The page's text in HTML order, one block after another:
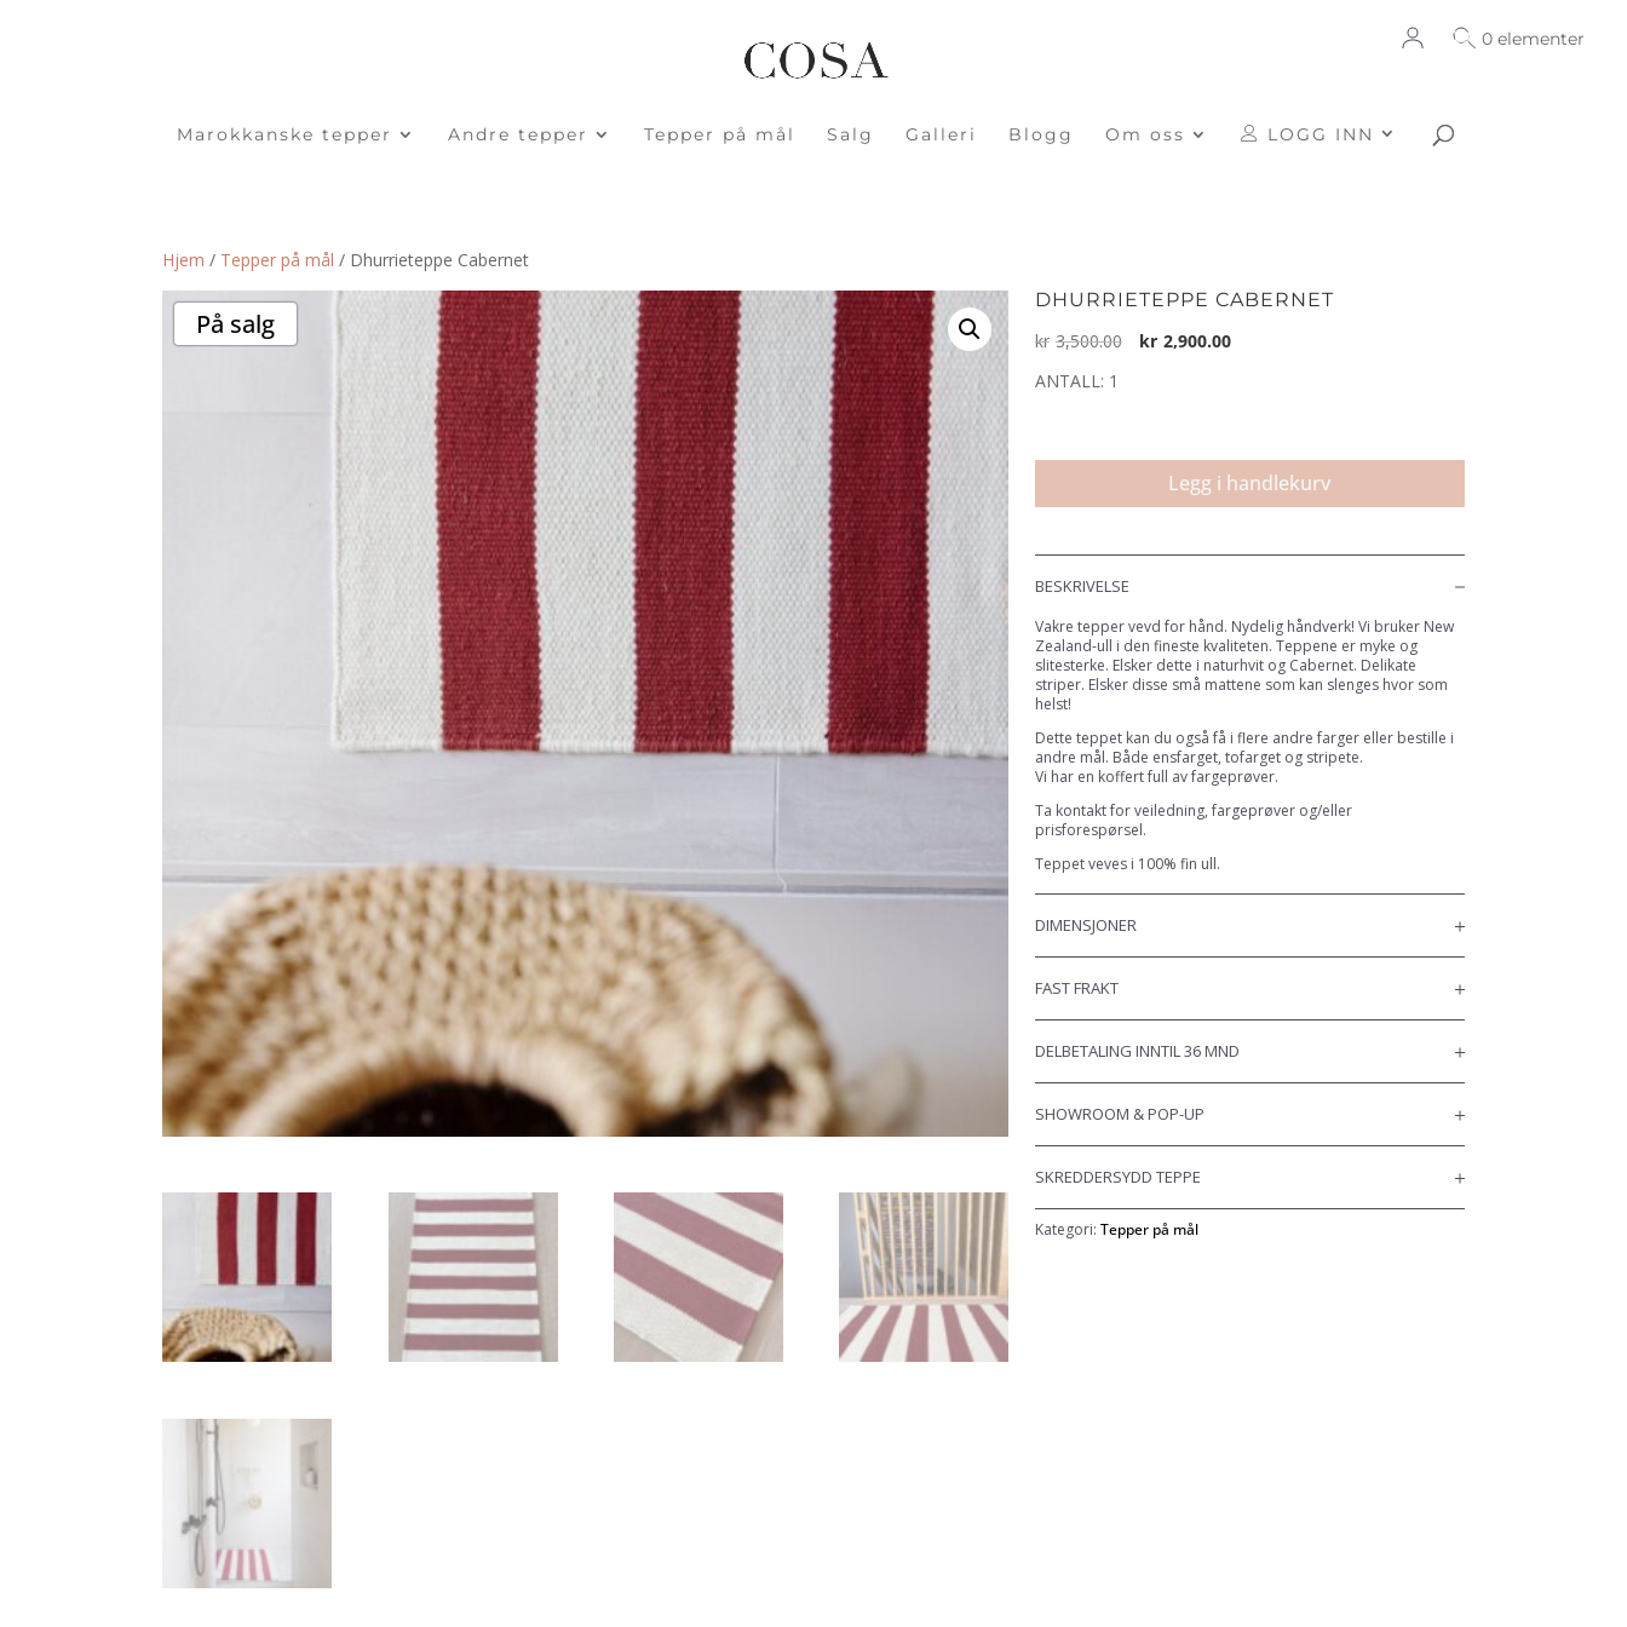
0 elementer
Marokkanske tepper Andre tepper Tepper på mål Salg Galleri Blogg Om oss LOGG INN
Hjem / Tepper på mål / Dhurrieteppe Cabernet
På salg
DHURRIETEPPE CABERNET
kr 3,500.00 Opprinnelig
kr 2,900.00Nåværende
ANTALL: 1
Cabernet
Legg i handlekurv
BESKRIVELSE
Vakre tepper vevd for hånd. Nydelig håndverk! Vi bruker New
Zealand-ull i den fineste kvaliteten. Teppene er myke og
slitesterke. Elsker dette i naturhvit og Cabernet. Delikate
striper. Elsker disse små mattene som kan slenges hvor som
helst!
Dette teppet kan du også få i flere andre farger eller bestille i
andre mål. Både ensfarget, tofarget og stripete.
Vi har en koffert full av fargeprøver.
Ta kontakt for veiledning, fargeprøver og/eller
prisforespørsel.
Teppet veves i 100% fin ull.
DIMENSJONER
FAST FRAKT
DELBETALING INNTIL 36 MND
SHOWROOM & POP-UP
SKREDDERSYDD TEPPE
Kategori: Tepper på mål